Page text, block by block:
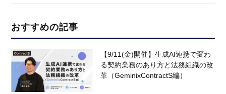
おすすめの記事
【9/11(金)開催】生成AI連携で変わ
る契約業務のあり方と法務組織の改
革（GeminixContractS編）